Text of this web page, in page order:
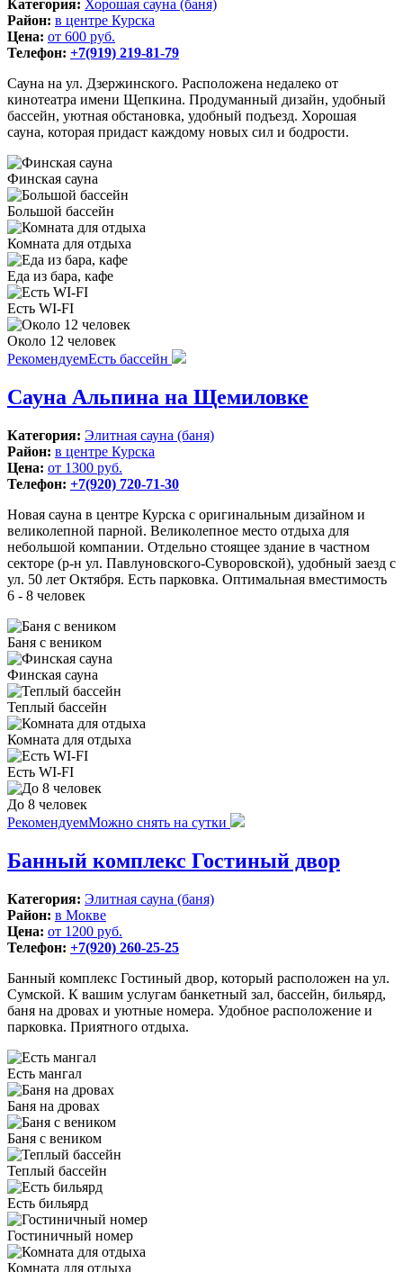
Категория: Хорошая сауна (баня)
Район: в центре Курска
Цена: от 600 руб.
Телефон: +7(919) 219-81-79
Сауна на ул. Дзержинского. Расположена недалеко от
кинотеатра имени Щепкина. Продуманный дизайн, удобный
бассейн, уютная обстановка, удобный подъезд. Хорошая
сауна, которая придаст каждому новых сил и бодрости.
Финская сауна
Большой бассейн
Комната для отдыха
Еда из бара, кафе
Есть WI-FI
Около 12 человек
РекомендуемЕсть бассейн
Сауна Альпина на Щемиловке
Категория: Элитная сауна (баня)
Район: в центре Курска
Цена: от 1300 руб.
Телефон: +7(920) 720-71-30
Новая сауна в центре Курска с оригинальным дизайном и
великолепной парной. Великолепное место отдыха для
небольшой компании. Отдельно стоящее здание в частном
секторе (р-н ул. Павлуновского-Суворовской), удобный заезд с
ул. 50 лет Октября. Есть парковка. Оптимальная вместимость
6 - 8 человек
Баня с веником
Финская сауна
Теплый бассейн
Комната для отдыха
Есть WI-FI
До 8 человек
РекомендуемМожно снять на сутки
Банный комплекс Гостиный двор
Категория: Элитная сауна (баня)
Район: в Мокве
Цена: от 1200 руб.
Телефон: +7(920) 260-25-25
Банный комплекс Гостиный двор, который расположен на ул.
Сумской. К вашим услугам банкетный зал, бассейн, бильярд,
баня на дровах и уютные номера. Удобное расположение и
парковка. Приятного отдыха.
Есть мангал
Баня на дровах
Баня с веником
Теплый бассейн
Есть бильярд
Гостиничный номер
Комната для отдыха